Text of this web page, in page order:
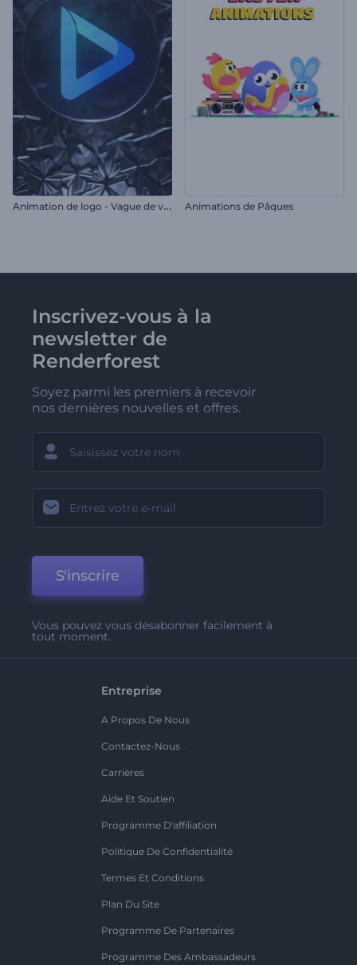
A
nimation de logo - Vague de verre brisé Animations de Pâques
Inscrivez-vous à la
newsletter de
Renderforest
Soyez parmi les premiers à recevoir
nos dernières nouvelles et offres.
S'inscrire
Vous pouvez vous désabonner facilement à
tout moment.
Entreprise
A Propos De Nous
Contactez-Nous
Carrières
Aide Et Soutien
Programme D'affiliation
Politique De Confidentialité
Termes Et Conditions
Plan Du Site
Programme De Partenaires
Programme Des Ambassadeurs